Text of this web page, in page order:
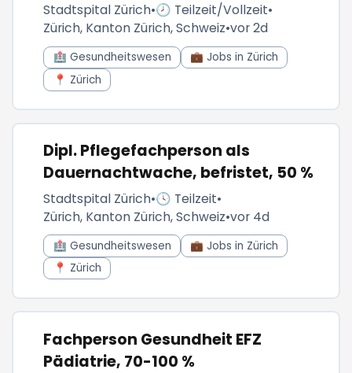
Stadtspital Zürich•🕗 Teilzeit/Vollzeit•
Zürich, Kanton Zürich, Schweiz•vor 2d
🏥 Gesundheitswesen
💼 Jobs in Zürich
📍 Zürich
Dipl. Pflegefachperson als
Dauernachtwache, befristet, 50 %
Stadtspital Zürich•🕓 Teilzeit•
Zürich, Kanton Zürich, Schweiz•vor 4d
🏥 Gesundheitswesen
💼 Jobs in Zürich
📍 Zürich
Fachperson Gesundheit EFZ
Pädiatrie, 70-100 %